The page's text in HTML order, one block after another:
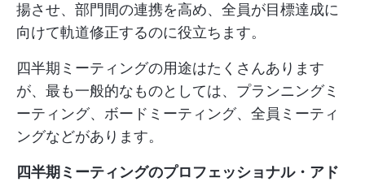
揚させ、部門間の連携を高め、全員が目標達成に
向けて軌道修正するのに役立ちます。
四半期ミーティングの用途はたくさんあります
が、最も一般的なものとしては、プランニングミ
ーティング、ボードミーティング、全員ミーティ
ングなどがあります。
四半期ミーティングのプロフェッショナル・アド